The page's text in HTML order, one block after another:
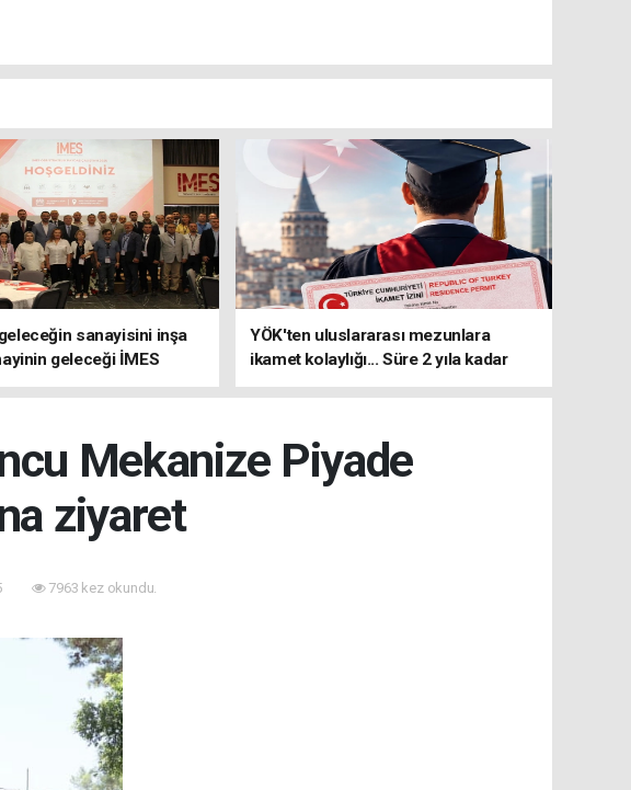
sanayisini inşa
geleceği İMES
YÖK'ten uluslararası mezunlara
ikamet kolaylığı... Süre 2 yıla kadar
uzatılabilecek
Mekanize Piyade
ziyaret
7963 kez okundu.